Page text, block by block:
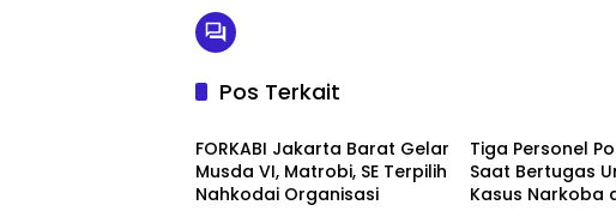
Pos Terkait
Berita
FORKABI Jakarta Barat Gelar
Musda VI, Matrobi, SE Terpilih
Nahkodai Organisasi
Tiga Personel
Saat Bertugas
Kasus Narkoba
TNI - POLRI TNI - POLRI